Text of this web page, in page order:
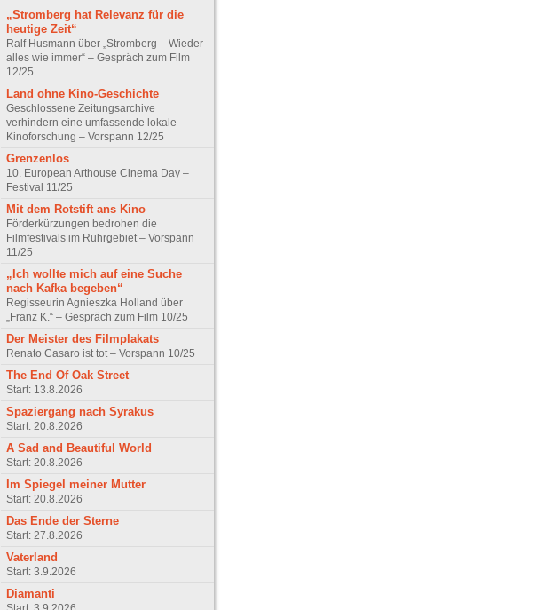
„Stromberg hat Relevanz für die
heutige Zeit“
Ralf Husmann über „Stromberg – Wieder
alles wie immer“ – Gespräch zum Film
12/25
Land ohne Kino-Geschichte
Geschlossene Zeitungsarchive
verhindern eine umfassende lokale
Kinoforschung – Vorspann 12/25
Grenzenlos
10. European Arthouse Cinema Day –
Festival 11/25
Mit dem Rotstift ans Kino
Förderkürzungen bedrohen die
Filmfestivals im Ruhrgebiet – Vorspann
11/25
„Ich wollte mich auf eine Suche
nach Kafka begeben“
Regisseurin Agnieszka Holland über
„Franz K.“ – Gespräch zum Film 10/25
Der Meister des Filmplakats
Renato Casaro ist tot – Vorspann 10/25
The End Of Oak Street
Start: 13.8.2026
Spaziergang nach Syrakus
Start: 20.8.2026
A Sad and Beautiful World
Start: 20.8.2026
Im Spiegel meiner Mutter
Start: 20.8.2026
Das Ende der Sterne
Start: 27.8.2026
Vaterland
Start: 3.9.2026
Diamanti